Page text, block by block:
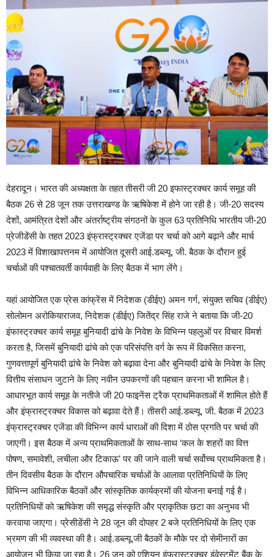
देहरादून। भारत की अध्यक्षता के तहत तीसरी जी 20 इफास्ट्रक्चर कार्य समूह की
बैठक 26 से 28 जून तक उत्तराखण्ड के ऋषिकेश में होने जा रही है। जी-20 सदस्य
देशों, आमंत्रित देशों और अंतर्राष्ट्रीय संगठनों के कुल 63 प्रतिनिधि भारतीय जी-20
प्रेजीडेंसी के तहत 2023 इंफ्रास्ट्रक्चर एजेंडा पर चर्चा को आगे बढ़ाने और मार्च
2023 में विशाखापत्तनम में आयोजित दूसरी आई.डब्ल्यू. जी. बैठक के दौरान हुई
चर्चाओं की पश्चातवर्ती कार्यवाही के लिए बैठक में भाग लेंगे।
यहां आयोजित एक प्रेस कांफ्रेंस में निदेशक (डीईए) अमन गर्ग, संयुक्त सचिव (डीईए)
सोलोमन अरोकियाराजव, निदेशक (डीईए) जितेंद्र सिंह राजे ने बताया कि जी-20
इंफास्ट्रक्चर कार्य समूह बुनियादी ढांचे के निवेश के विभिन्न पहलुओं पर विचार विमर्श
करता है, जिसमें बुनियादी ढांचे को एक परिसंपत्ति वर्ग के रूप में विकसित करना,
गुणवत्तापूर्ण बुनियादी ढांचे के निवेश को बढ़ावा देना और बुनियादी ढांचे के निवेश के लिए
वित्तीय संसाधन जुटाने के लिए नवीन उपकरणों की पहचान करना भी शामिल है।
आधारभूत कार्य समूह के नतीजे जी 20 फाइनेंस ट्रैक प्राथमिकताओं में शामिल होते हैं
और इंफ्रास्ट्रक्चर विकास को बढ़ावा देते हैं। तीसरी आई.डब्ल्यू. जी. बैठक में 2023
इंफ्रास्ट्रक्चर एजेंडा की विभिन्न कार्य धाराओं की दिशा में ठोस प्रगति पर चर्चा की
जाएगी। इस बैठक में अन्य प्राथमिकताओं के साथ-साथ ‘कल के शहरों का वित्त
पोषण, समावेशी, लचीला और टिकाऊ’ पर की जाने वाली चर्चा सर्वोच्च प्राथमिकता है।
तीन दिवसीय बैठक के दौरान औपचारिक चर्चाओं के आलावा प्रतिनिधियों के लिए
विभिन्न आधिकारिक बैठकों और सांस्कृतिक कार्यक्रमों की योजना बनाई गई है।
प्रतिनिधियों को ऋषिकेश की समृद्ध संस्कृति और प्राकृतिक छटा का अनुभव भी
करवाया जाएगा। प्रेसीडेंसी ने 28 जून की दोपहर 2 बजे प्रतिनिधियों के लिए एक
भ्रमण की भी व्यवस्था की है। आई.डब्ल्यू.जी बैठकों के मौके पर दो सेमीनारों का
आयोजन भी किया जा रहा है। 26 जून को एशियन इंफ्रास्ट्रक्चर इंवेस्टमेंट बैंक के